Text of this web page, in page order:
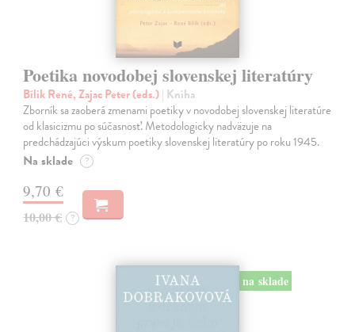
Poetika novodobej slovenskej literatúry
Bílik René, Zajac Peter (eds.)| Kniha
Zborník sa zaoberá zmenami poetiky v novodobej slovenskej literatúre
od klasicizmu po súčasnosť. Metodologicky nadväzuje na
predchádzajúci výskum poetiky slovenskej literatúry po roku 1945.
Na sklade ?
9,70 €
10,00 € ?
na sklade